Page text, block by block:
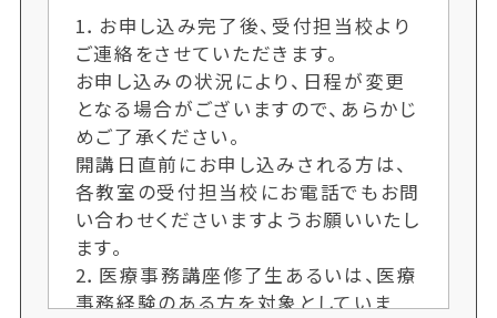
1．お申し込み完了後、受付担当校より
ご連絡をさせていただきます。
お申し込みの状況により、日程が変更
となる場合がございますので、あらかじ
めご了承ください。
開講日直前にお申し込みされる方は、
各教室の受付担当校にお電話でもお問
い合わせくださいますようお願いいたし
ます。
2．医療事務講座修了生あるいは、医療
事務経験のある方を対象としていま